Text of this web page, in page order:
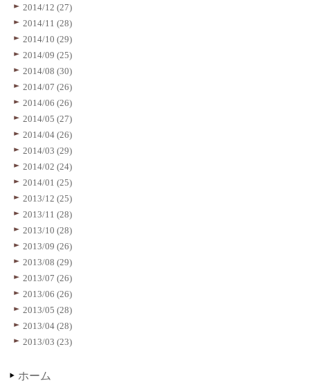
2014/12 (27)
2014/11 (28)
2014/10 (29)
2014/09 (25)
2014/08 (30)
2014/07 (26)
2014/06 (26)
2014/05 (27)
2014/04 (26)
2014/03 (29)
2014/02 (24)
2014/01 (25)
2013/12 (25)
2013/11 (28)
2013/10 (28)
2013/09 (26)
2013/08 (29)
2013/07 (26)
2013/06 (26)
2013/05 (28)
2013/04 (28)
2013/03 (23)
ホーム